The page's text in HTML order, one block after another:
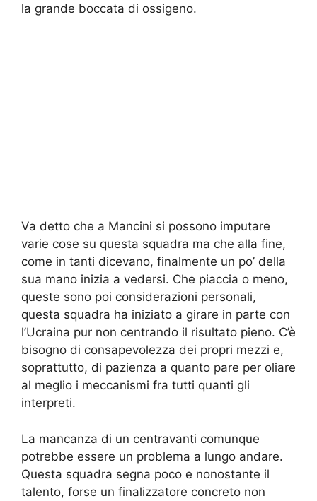
la grande boccata di ossigeno.
Va detto che a Mancini si possono imputare
varie cose su questa squadra ma che alla fine,
come in tanti dicevano, finalmente un po’ della
sua mano inizia a vedersi. Che piaccia o meno,
queste sono poi considerazioni personali,
questa squadra ha iniziato a girare in parte con
l’Ucraina pur non centrando il risultato pieno. C’è
bisogno di consapevolezza dei propri mezzi e,
soprattutto, di pazienza a quanto pare per oliare
al meglio i meccanismi fra tutti quanti gli
interpreti.
La mancanza di un centravanti comunque
potrebbe essere un problema a lungo andare.
Questa squadra segna poco e nonostante il
talento, forse un finalizzatore concreto non